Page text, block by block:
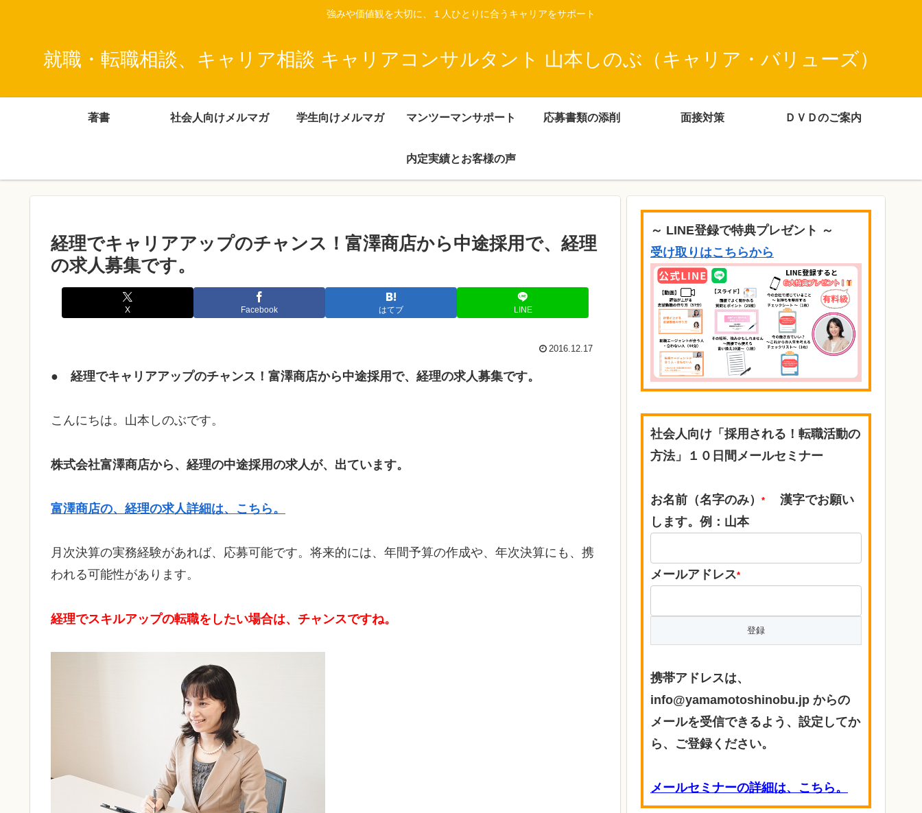
強みや価値観を大切に、１人ひとりに合うキャリアをサポート
就職・転職相談、キャリア相談 キャリアコンサルタント 山本しのぶ（キャリア・バリューズ）
著書 社会人向けメルマガ 学生向けメルマガ マンツーマンサポート 応募書類の添削 面接対策 ＤＶＤのご案内
内定実績とお客様の声
経理でキャリアアップのチャンス！富澤商店から中途採用で、経理
の求人募集です。
X Facebook はてブ LINE
2016.12.17
● 経理でキャリアアップのチャンス！富澤商店から中途採用で、経理の求人募集です。
こんにちは。山本しのぶです。
株式会社富澤商店から、経理の中途採用の求人が、出ています。
富澤商店の、経理の求人詳細は、こちら。
月次決算の実務経験があれば、応募可能です。将来的には、年間予算の作成や、年次決算にも、携
われる可能性があります。
経理でスキルアップの転職をしたい場合は、チャンスですね。
～ LINE登録で特典プレゼント ～
受け取りはこちらから
社会人向け「採用される！転職活動の
方法」１０日間メールセミナー
お名前（名字のみ） *
漢字でお願い
します。例：山本
メールアドレス*
携帯アドレスは、
info@yamamotoshinobu.jp からの
メールを受信できるよう、設定してか
ら、ご登録ください。
メールセミナーの詳細は、こちら。